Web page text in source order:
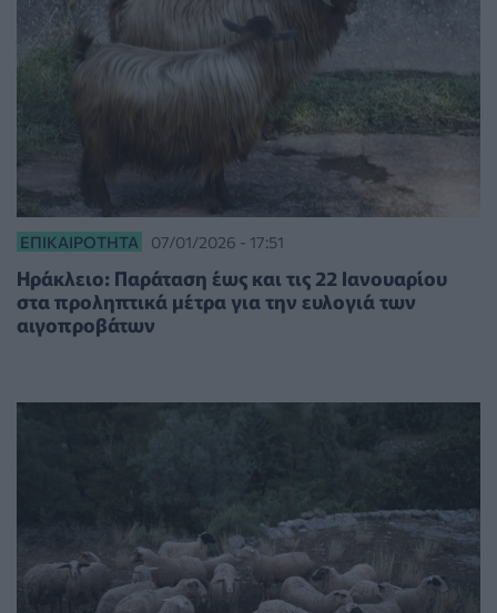
ΕΠΙΚΑΙΡΌΤΗΤΑ 07/01/2026 - 17:51
Ηράκλειο: Παράταση έως και τις 22 Ιανουαρίου
στα προληπτικά μέτρα για την ευλογιά των
αιγοπροβάτων